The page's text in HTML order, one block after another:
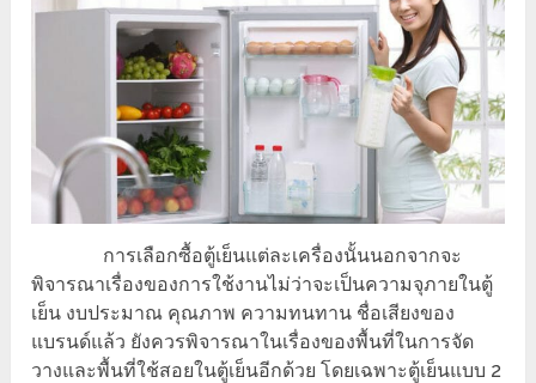
การเลือกซื้อตู้เย็นแต่ละเครื่องนั้นนอกจากจะ
พิจารณาเรื่องของการใช้งานไม่ว่าจะเป็นความจุภายในตู้
เย็น งบประมาณ คุณภาพ ความทนทาน ชื่อเสียงของ
แบรนด์แล้ว ยังควรพิจารณาในเรื่องของพื้นที่ในการจัด
วางและพื้นที่ใช้สอยในตู้เย็นอีกด้วย โดยเฉพาะตู้เย็นแบบ 2